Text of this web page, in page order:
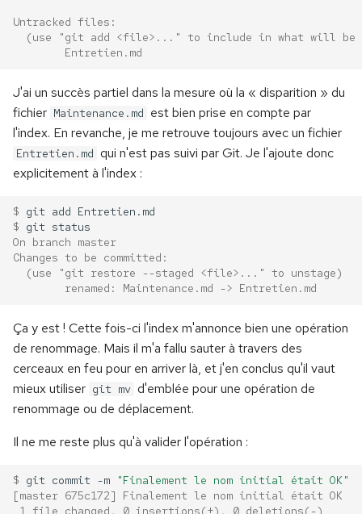
Untracked files:
(use "git add <file>..." to include in what will be
        Entretien.md
J'ai un succès partiel dans la mesure où la « disparition » du
fichier Maintenance.md est bien prise en compte par
l'index. En revanche, je me retrouve toujours avec un fichier
Entretien.md qui n'est pas suivi par Git. Je l'ajoute donc
explicitement à l'index :
$ git add
$ git
On branch master
Changes to be committed:
  (use "git restore --staged <file>..." to unstage)
        renamed: Maintenance.md -> Entretien.md
Ça y est ! Cette fois-ci l'index m'annonce bien une opération
de renommage. Mais il m'a fallu sauter à travers des
cerceaux en feu pour en arriver là, et j'en conclus qu'il vaut
mieux utiliser git mv d'emblée pour une opération de
renommage ou de déplacement.
Il ne me reste plus qu'à valider l'opération :
$ git commit -m
"Finalement le nom initial était OK"
[master 675c172] Finalement le nom initial était OK
1 file changed, 0 insertions(+), 0 deletions(-)